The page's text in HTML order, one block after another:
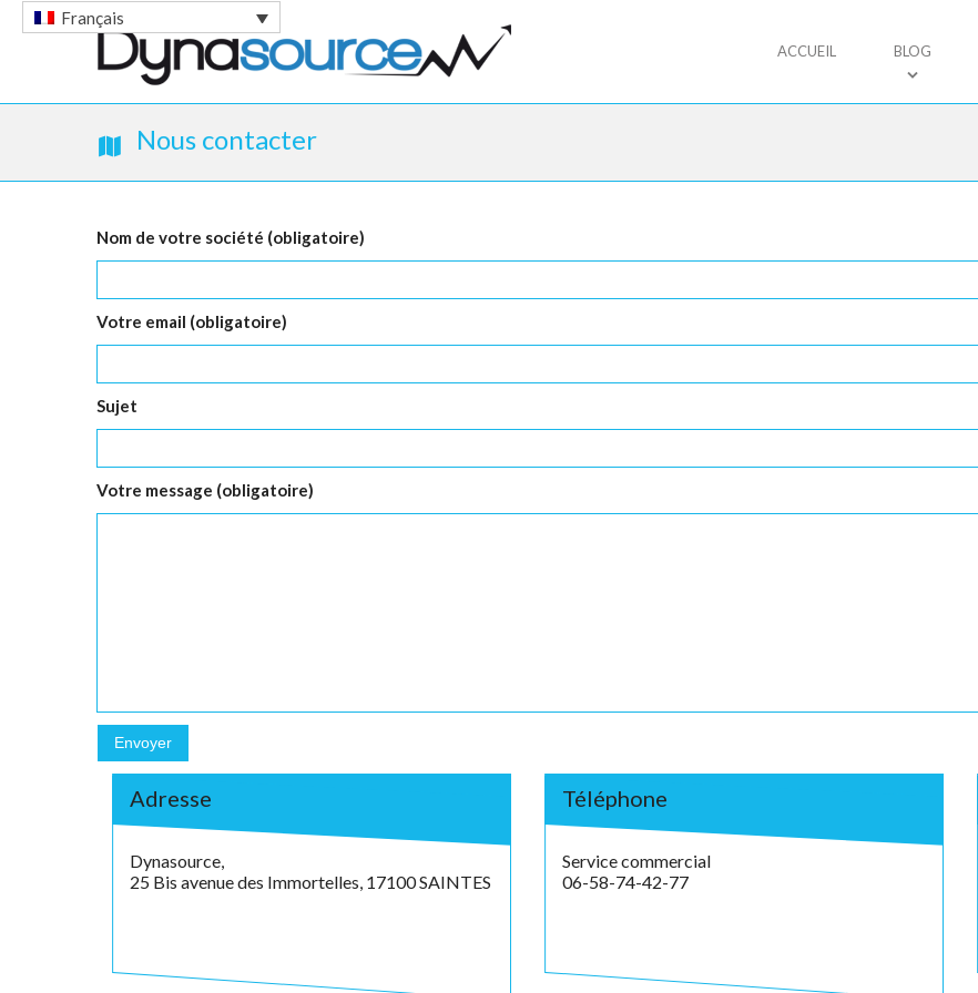
Français
ACCUEIL BLOG
Nous contacter
Nom de votre société (obligatoire)
Votre email (obligatoire)
Sujet
Votre message (obligatoire)
Adresse
Dynasource,
25 Bis avenue des Immortelles, 17100 SAINTES
Téléphone
Service commercial
06-58-74-42-77